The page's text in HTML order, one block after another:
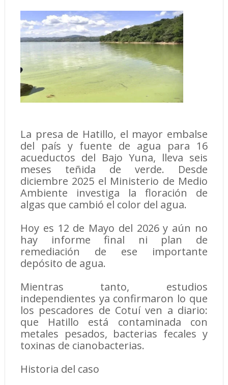
La presa de Hatillo, el mayor embalse
del país y fuente de agua para 16
acueductos del Bajo Yuna, lleva seis
meses teñida de verde. Desde
diciembre 2025 el Ministerio de Medio
Ambiente investiga la floración de
algas que cambió el color del agua.
Hoy es 12 de Mayo del 2026 y aún no
hay informe final ni plan de
remediación de ese importante
depósito de agua.
Mientras tanto, estudios
independientes ya confirmaron lo que
los pescadores de Cotuí ven a diario:
que Hatillo está contaminada con
metales pesados, bacterias fecales y
toxinas de cianobacterias.
Historia del caso